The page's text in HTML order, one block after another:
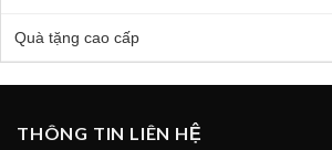
Quà tặng cao cấp
THÔNG TIN LIÊN HỆ